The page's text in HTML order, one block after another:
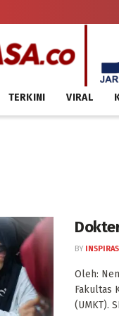
TERKINI VIRAL
BY
Oleh:
Fakultas
(UMKT).